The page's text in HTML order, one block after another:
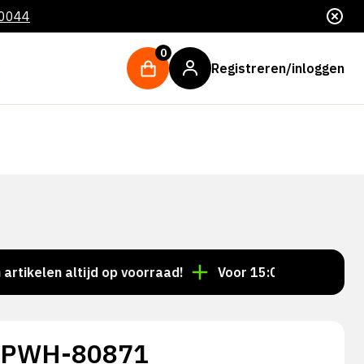
0
Registreren/inloggen
altijd op voorraad! Voor 15:00 besteld =
80871